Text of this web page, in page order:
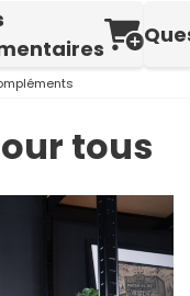
tous